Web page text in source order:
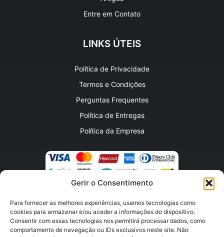
Gerir o Consentimento
Para fornecer as melhores experiências, usamos tecnologias como
cookies para armazenar e/ou aceder a informações do dispositivo.
Consentir com essas tecnologias nos permitirá processar dados, como
comportamento de navegação ou IDs exclusivos neste site. Não
Entre em Contato
LINKS ÚTEIS
Política de Privacidade
Termos e Condições
Perguntas Frequentes
Política de Entregas
Política da Empresa
HORARIO DE FUNCIONAMENTO